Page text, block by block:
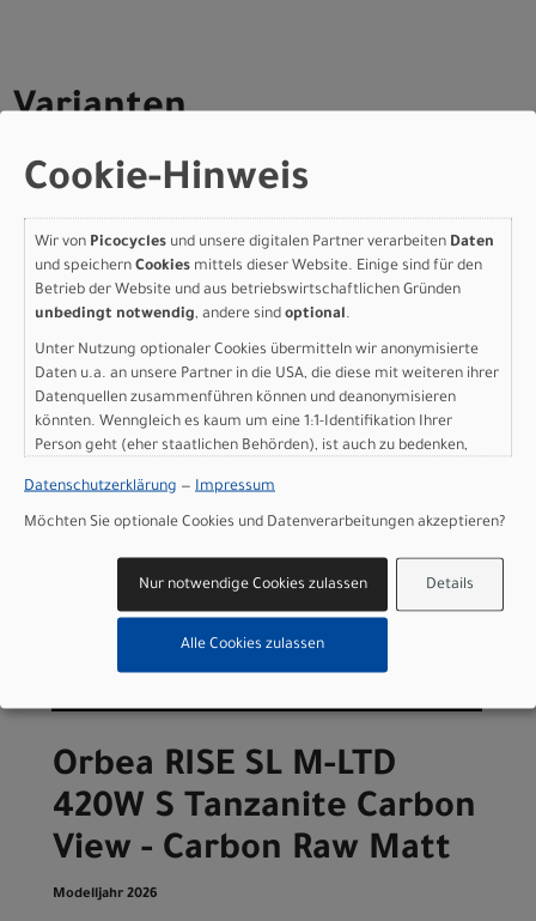
Varianten
Orbea RISE SL M-LTD
420W M Tanzanite
Carbon View - Carbon
Raw Matt
Modelljahr 2026
Lieferbar in ca. 5-8 Werktagen
Farbe: Tanzanite Carbon View - Carbon Raw Matt
Geschlecht: Herren
pro Stück (inkl. MwSt. zzgl.
Versandkosten für
Grossartikel)
10.999,00 EUR
Orbea RISE SL M-LTD
420W S Tanzanite Carbon
View - Carbon Raw Matt
Modelljahr 2026
Cookie-Hinweis
Wir von Picocycles und unsere digitalen Partner verarbeiten Daten
und speichern Cookies mittels dieser Website. Einige sind für den
Betrieb der Website und aus betriebswirtschaftlichen Gründen
unbedingt notwendig, andere sind optional.
Unter Nutzung optionaler Cookies übermitteln wir anonymisierte
Daten u.a. an unsere Partner in die USA, die diese mit weiteren ihrer
Datenquellen zusammenführen können und deanonymisieren
könnten. Wenngleich es kaum um eine 1:1-Identifikation Ihrer
Person geht (eher staatlichen Behörden), ist auch zu bedenken,
sind wie bei uns in der Europäischen Union.
Datenschutzerklärung — Impressum
Möchten Sie optionale Cookies und Datenverarbeitungen akzeptieren?
Details
Nur notwendige Cookies zulassen
Alle Cookies zulassen